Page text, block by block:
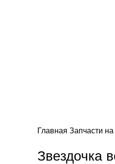
Главная Запчасти
Звездочка